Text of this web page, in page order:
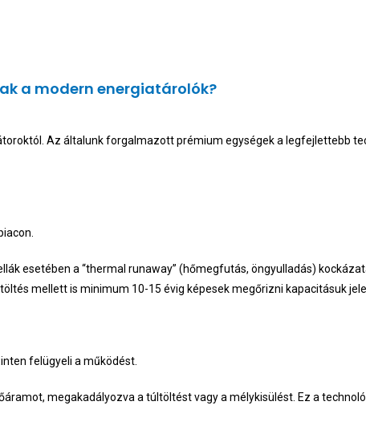
a modern energiatárolók?
Az általunk forgalmazott prémium egységek a legfejlettebb
esetében a “thermal runaway” (hőmegfutás, öngyulladás)
mellett is minimum 10-15 évig képesek megőrizni kapacitásuk
felügyeli a működést.
megakadályozva a túltöltést vagy a mélykisülést. Ez a